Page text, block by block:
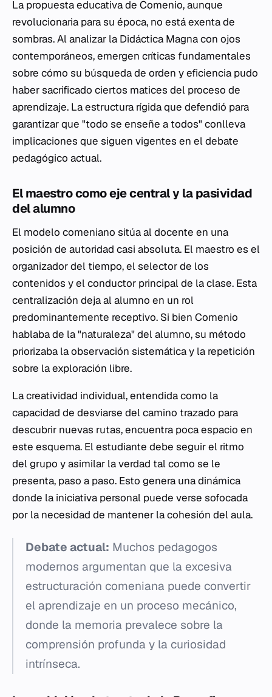
La propuesta educativa de Comenio, aunque
revolucionaria para su época, no está exenta de
sombras. Al analizar la Didáctica Magnacon ojos
contemporáneos, emergen críticas fundamentales
sobre cómo su búsqueda de orden y eficiencia pudo
haber sacrificado ciertos matices del proceso de
aprendizaje. La estructura rígida que defendió para
garantizar que "todo se enseñe a todos" conlleva
implicaciones que siguen vigentes en el debate
pedagógico actual.
El maestro como eje central y la pasividad
del alumno
El modelo comeniano sitúa al docente en una
posición de autoridad casi absoluta. El maestro es el
organizador del tiempo, el selector de los
contenidos y el conductor principal de la clase. Esta
centralización deja al alumno en un rol
predominantemente receptivo. Si bien Comenio
hablaba de la "naturaleza" del alumno, su método
priorizaba la observación sistemática y la repetición
sobre la exploración libre.
La creatividad individual, entendida como la
capacidad de desviarse del camino trazado para
descubrir nuevas rutas, encuentra poca espacio en
este esquema. El estudiante debe seguir el ritmo
del grupo y asimilar la verdad tal como se le
presenta, paso a paso. Esto genera una dinámica
donde la iniciativa personal puede verse sofocada
por la necesidad de mantener la cohesión del aula.
Debate actual: Muchos pedagogos
modernos argumentan que la excesiva
estructuración comeniana puede convertir
el aprendizaje en un proceso mecánico,
donde la memoria prevalece sobre la
comprensión profunda y la curiosidad
intrínseca.